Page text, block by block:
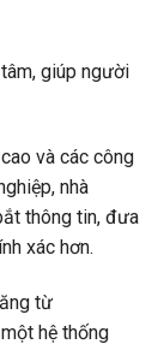
giúp người
và các công
nhà
thông tin, đưa
xác hơn.
từ
hệ thống